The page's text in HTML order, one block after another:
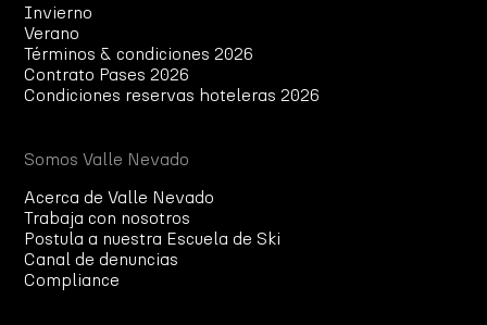
Invierno
Verano
Términos & condiciones 2026
Contrato Pases 2026
Condiciones reservas hoteleras 2026
Somos Valle Nevado
Acerca de Valle Nevado
Trabaja con nosotros
Postula a nuestra Escuela de Ski
Canal de denuncias
Compliance